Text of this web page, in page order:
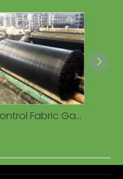
Control Fabric Garden Ground Cover Alfombra anti-UV para malezas